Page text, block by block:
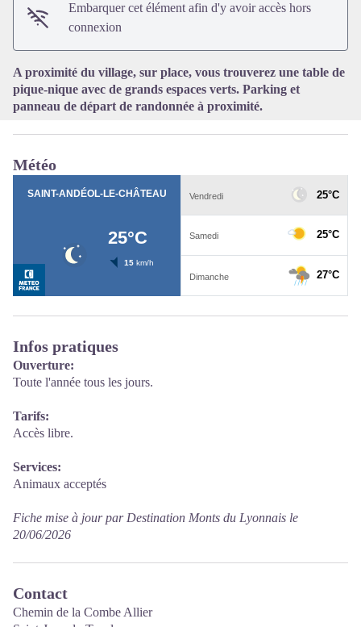
Embarquer cet élément afin d'y avoir accès hors
connexion
A proximité du village, sur place, vous trouverez une table de
pique-nique avec de grands espaces verts. Parking et
panneau de départ de randonnée à proximité.
Météo
Infos pratiques
Ouverture:
Toute l'année tous les jours.
Tarifs:
Accès libre.
Services:
Animaux acceptés
Fiche mise à jour par Destination Monts du Lyonnais le
20/06/2026
Contact
Chemin de la Combe Allier